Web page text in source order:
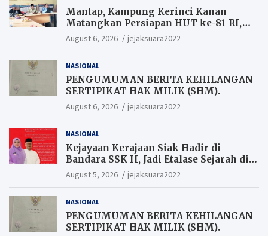
Mantap, Kampung Kerinci Kanan
Matangkan Persiapan HUT ke-81 RI,
Warga yang ikut Upacara
Berkesempatan Raih Hadiah
August 6, 2026 jejaksuara2022
NASIONAL
PENGUMUMAN BERITA KEHILANGAN
SERTIPIKAT HAK MILIK (SHM).
August 6, 2026 jejaksuara2022
NASIONAL
Kejayaan Kerajaan Siak Hadir di
Bandara SSK II, Jadi Etalase Sejarah di
Gerbang Riau
August 5, 2026 jejaksuara2022
NASIONAL
PENGUMUMAN BERITA KEHILANGAN
SERTIPIKAT HAK MILIK (SHM).